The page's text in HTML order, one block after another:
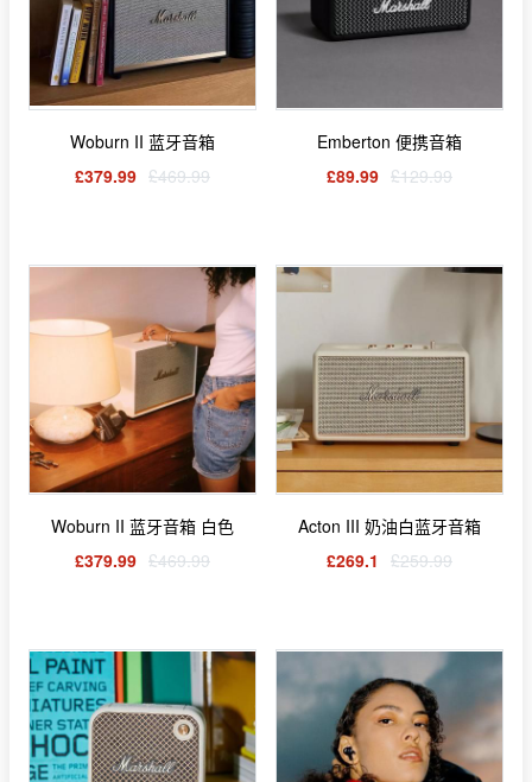
Woburn II 蓝牙音箱
£379.99 £469.99
Emberton 便携音箱
£89.99 £129.99
Woburn II 蓝牙音箱 白色
£379.99 £469.99
Acton III 奶油白蓝牙音箱
£269.1 £259.99